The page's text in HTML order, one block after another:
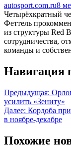
autosport.com.ru8
Четырёхкратный
Феттель
из структуры Red
сотрудничества,
команды и
Навигация
Предыдущая:
усилить «Зениту»
Далее: Кордоба
в ноябре‑декабре
Похожие